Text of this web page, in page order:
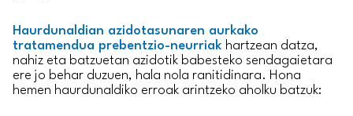
Haurdunaldian azidotasunaren aurkako
tratamendua prebentzio-neurriak hartzean datza,
nahiz eta batzuetan azidotik babesteko sendagaietara
ere jo behar duzuen, hala nola ranitidinara. Hona
hemen haurdunaldiko erroak arintzeko aholku batzuk: